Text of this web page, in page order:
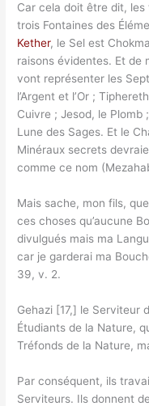
Car cela doit être dit,
trois Fontaines des
Kether, le Sel est
raisons évidentes. Et de
vont représenter les
l’Argent et l’Or ;
Cuivre ; Jesod, le Plomb
Lune des Sages. Et le
Minéraux secrets
comme ce nom
Mais sache, mon fils,
ces choses qu’aucune
divulgués mais ma
car je garderai ma
39, v. 2.
Gehazi [17,] le Serviteur
Étudiants de la Nature,
Tréfonds de la Nature,
Par conséquent, ils
Serviteurs. Ils donnent